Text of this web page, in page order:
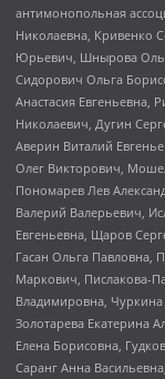
антимонопольная
Николаевна, Кривенко
Юрьевич, Шнырова
Сидорович Ольга
Анастасия Евгеньевна,
Николаевич, Дугин
Аверин Виталий
Олег Викторович,
Пономарев Лев
Валерий Валерьевич,
Евгеньевна, Щаров
Гасан Ольга Павловна,
Маркович, Пислакова-
Владимировна, Чуркина
Золотарева Екатерина
Елена Борисовна,
Саранг Анна